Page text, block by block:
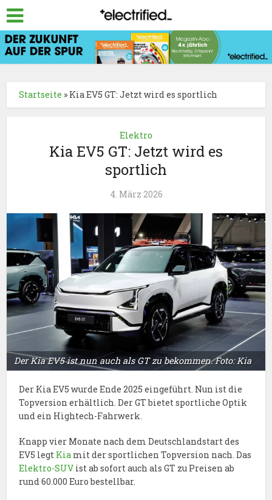
Startseite » Kia EV5 GT: Jetzt wird es sportlich
Elektro
Kia EV5 GT: Jetzt wird es
sportlich
4. März 2026
Der Kia EV5 ist nun auch als GT zu bekommen. Foto: Kia
Der Kia EV5 wurde Ende 2025 eingeführt. Nun ist die
Topversion erhältlich. Der GT bietet sportliche Optik
und ein Hightech-Fahrwerk.
Knapp vier Monate nach dem Deutschlandstart des
EV5 legt Kia mit der sportlichen Topversion nach. Das
Elektro-SUV ist ab sofort auch als GT zu Preisen ab
rund 60.000 Euro bestellbar.